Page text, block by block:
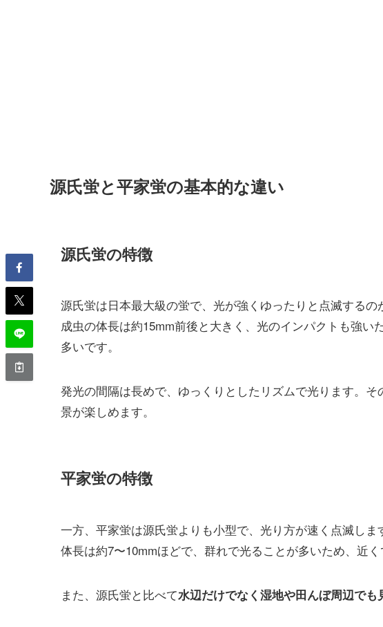
源氏蛍と平家蛍の基本的な違い
源氏蛍の特徴
源氏蛍は日本最大級の蛍で、光が強くゆったりと点滅するの
成虫の体長は約15mm前後と大きく、光のインパクトも強
多いです。
発光の間隔は長めで、ゆっくりとしたリズムで光ります。
景が楽しめます。
平家蛍の特徴
一方、平家蛍は源氏蛍よりも小型で、光り方が速く点滅しま
体長は約7〜10mmほどで、群れで光ることが多いため、近
また、源氏蛍と比べて水辺だけでなく湿地や田んぼ周辺でも